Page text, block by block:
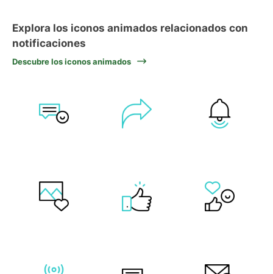
Explora los iconos animados relacionados con
notificaciones
Descubre los iconos animados